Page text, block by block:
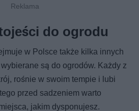
do ogrodu
w Polsce także kilka innych
są do ogrodów. Każdy z
rośnie w swoim tempie i lubi
przed sadzeniem warto
jakim dysponujesz.